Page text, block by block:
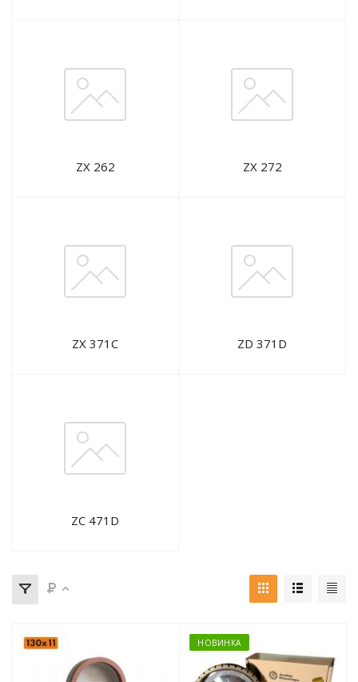
ZX 262 ZX 272
ZX 371C ZD 371D
ZC 471D
НОВИНКА